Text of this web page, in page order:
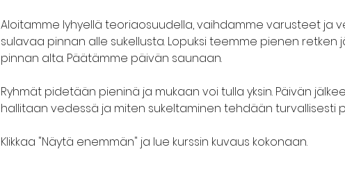
Aloitamme lyhyellä teoriaosuudella, vaihdamme varusteet ja
sulavaa pinnan alle sukellusta. Lopuksi teemme pienen
pinnan alta. Päätämme päivän saunaan.
Ryhmät pidetään pieninä ja mukaan voi tulla yksin. Päivän
hallitaan vedessä ja miten sukeltaminen tehdään turvallisesti
Klikkaa "Näytä enemmän" ja lue kurssin kuvaus kokonaan.